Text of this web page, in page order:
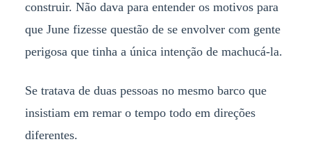
construir. Não dava para entender os motivos para
que June fizesse questão de se envolver com gente
perigosa que tinha a única intenção de machucá-la.
Se tratava de duas pessoas no mesmo barco que
insistiam em remar o tempo todo em direções
diferentes.